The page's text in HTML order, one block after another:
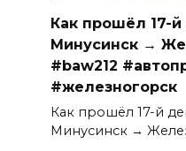
Как прошёл 17-й
Минусинск →
#baw212
#железногорск
Как прошёл 17-й
Минусинск →